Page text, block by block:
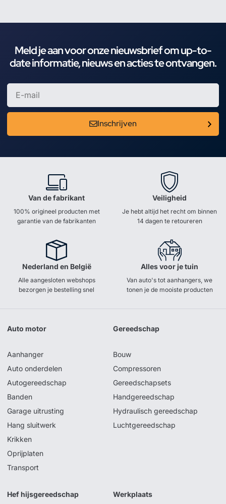
Meld je aan voor onze nieuwsbrief om up-to-
date informatie, nieuws en acties te ontvangen.
Inschrijven
Van de fabrikant
100% origineel producten met
garantie van de fabrikanten
Veiligheid
Je hebt altijd het recht om binnen
14 dagen te retoureren
Nederland en België
Alle aangesloten webshops
bezorgen je bestelling snel
Alles voor je tuin
Van auto's tot aanhangers, we
tonen je de mooiste producten
Auto motor
Aanhanger
Auto onderdelen
Autogereedschap
Banden
Garage uitrusting
Hang sluitwerk
Krikken
Oprijplaten
Transport
Gereedschap
Bouw
Compressoren
Gereedschapsets
Handgereedschap
Hydraulisch gereedschap
Luchtgereedschap
Hef hijsgereedschap Werkplaats